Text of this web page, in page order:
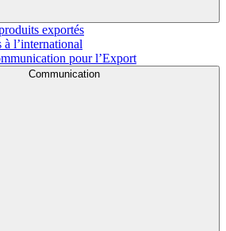
exportés
à l’international
pour l’Export
Communication